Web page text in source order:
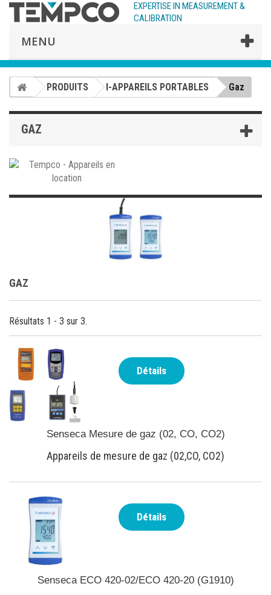
EXPERTISE IN MEASUREMENT &
CALIBRATION
MENU
PRODUITS I-APPAREILS PORTABLES Gaz
GAZ
GAZ
Résultats 1 - 3 sur 3.
Senseca Mesure de gaz (02, CO, CO2)
Appareils de mesure de gaz (02,CO, CO2)
Détails
Senseca ECO 420-02/ECO 420-20 (G1910)
Détails